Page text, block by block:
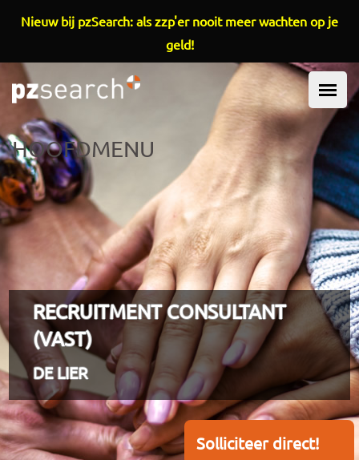
Overslaan en naar de inhoud gaan
HOOFDMENU
RECRUITMENT CONSULTANT
(VAST)
DE LIER
Solliciteer direct!
Nieuw bij pzSearch: als zzp'er nooit meer wachten op je
geld!